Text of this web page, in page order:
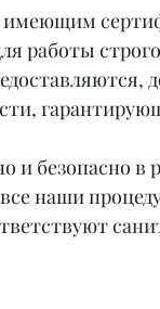
имеющим
работы
и безопасно в
наши